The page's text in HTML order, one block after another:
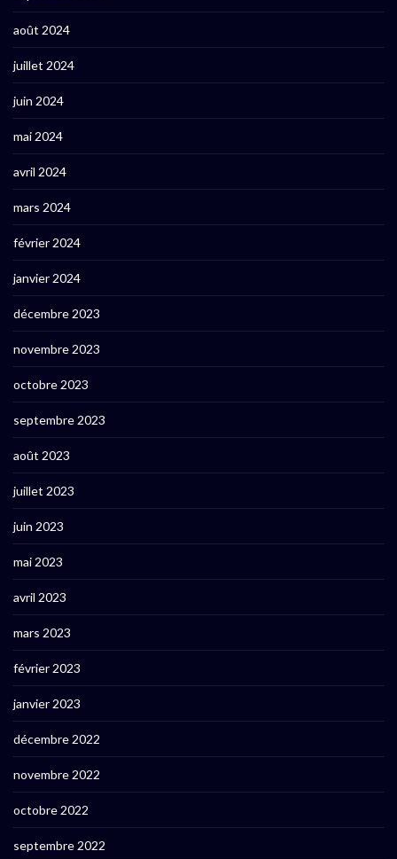
août 2024
juillet 2024
juin 2024
mai 2024
avril 2024
mars 2024
février 2024
janvier 2024
décembre 2023
novembre 2023
octobre 2023
septembre 2023
août 2023
juillet 2023
juin 2023
mai 2023
avril 2023
mars 2023
février 2023
janvier 2023
décembre 2022
novembre 2022
octobre 2022
septembre 2022